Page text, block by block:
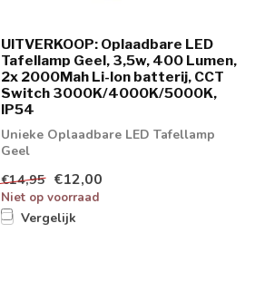
UITVERKOOP: Oplaadbare LED
Tafellamp Geel, 3,5w, 400 Lumen,
2x 2000Mah Li-Ion batterij, CCT
Switch 3000K/4000K/5000K,
IP54
Unieke Oplaadbare LED Tafellamp
Geel
€14,95 €12,00
Niet op voorraad
Vergelijk